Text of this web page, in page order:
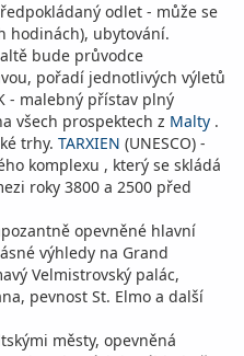
odlet - může se
hodinách), ubytování.
bude průvodce
pořadí jednotlivých výletů
- malebný přístav plný
všech prospektech z Malty .
trhy. TARXIEN (UNESCO) -
komplexu , který se skládá
roky 3800 a 2500 před
opevněné hlavní
výhledy na Grand
Velmistrovský palác,
pevnost St. Elmo a další
městy, opevněná